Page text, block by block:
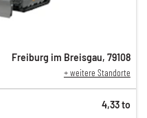
Freiburg im Breisgau, 79108
+ weitere Standorte
4,33 to